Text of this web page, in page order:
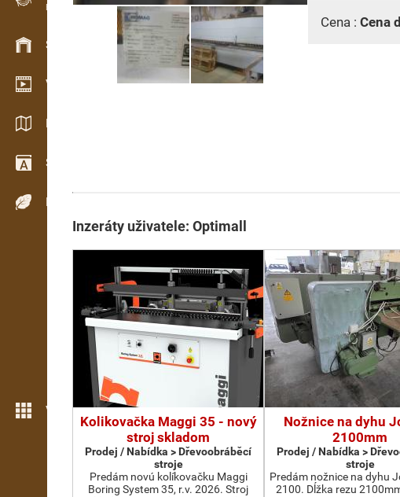
Evidence dřeva v terénu
Skladové hospodářství
Video showroom
Katalogy / Brožury
Slovník
Dřeviny
Více možností
Cena : Cena
Inzeráty uživatele: Optimall
Kolikovačka Maggi 35 - nový
stroj skladom
Prodej / Nabídka > Dřevoobráběcí
stroje
Predám novú kolíkovačku Maggi
Boring System 35, r.v. 2026. Stroj
Nožnice na dyhu
2100mm
Prodej / Nabídka >
stroje
Predám nožnice na dyhu
2100. Dĺžka rezu